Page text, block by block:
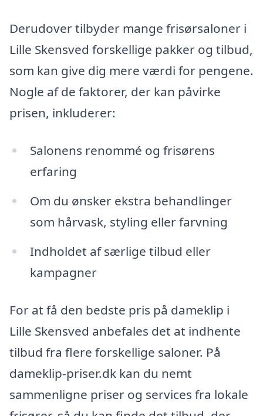
Derudover tilbyder mange frisørsaloner i
Lille Skensved forskellige pakker og tilbud,
som kan give dig mere værdi for pengene.
Nogle af de faktorer, der kan påvirke
prisen, inkluderer:
Salonens renommé og frisørens
erfaring
Om du ønsker ekstra behandlinger
som hårvask, styling eller farvning
Indholdet af særlige tilbud eller
kampagner
For at få den bedste pris på dameklip i
Lille Skensved anbefales det at indhente
tilbud fra flere forskellige saloner. På
dameklip-priser.dk kan du nemt
sammenligne priser og services fra lokale